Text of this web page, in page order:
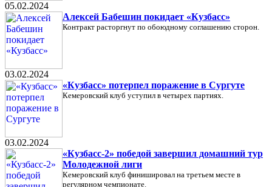
05.02.2024
Алексей Бабешин покидает «Кузбасс»
Контракт расторгнут по обоюдному соглашению сторон.
03.02.2024
«Кузбасс» потерпел поражение в Сургуте
Кемеровский клуб уступил в четырех партиях.
03.02.2024
«Кузбасс-2» победой завершил домашний тур
Молодежной лиги
Кемеровский клуб финишировал на третьем месте в
регулярном чемпионате.